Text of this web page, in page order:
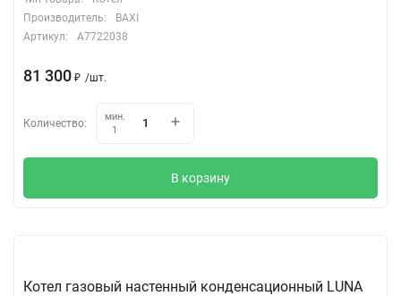
Производитель:
BAXI
Артикул:
A7722038
81 300 ₽ /шт.
Количество:
мин.
1
В корзину
Котел газовый настенный конденсационный LUNA